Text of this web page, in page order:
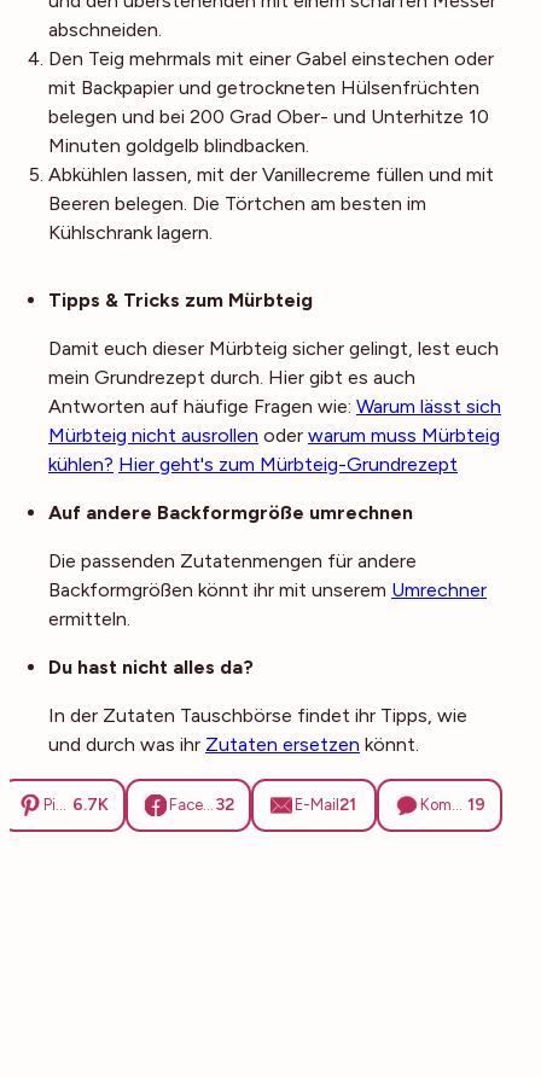
abschneiden.
Den Teig mehrmals mit einer Gabel einstechen oder
mit Backpapier und getrockneten Hülsenfrüchten
belegen und bei 200 Grad Ober- und Unterhitze 10
Minuten goldgelb blindbacken.
Abkühlen lassen, mit der Vanillecreme füllen und mit
Beeren belegen. Die Törtchen am besten im
Kühlschrank lagern.
Tipps & Tricks zum Mürbteig
Damit euch dieser Mürbteig sicher gelingt, lest euch
mein Grundrezept durch. Hier gibt es auch
Antworten auf häufige Fragen wie: Warum lässt sich
Mürbteig nicht ausrollen oder warum muss Mürbteig
kühlen? Hier geht's zum Mürbteig-Grundrezept
Auf andere Backformgröße umrechnen
Die passenden Zutatenmengen für andere
Backformgrößen könnt ihr mit unserem Umrechner
ermitteln.
Du hast nicht alles da?
In der Zutaten Tauschbörse findet ihr Tipps, wie
und durch was ihr Zutaten ersetzen könnt.
6.7K 32 E-Mail 21 19